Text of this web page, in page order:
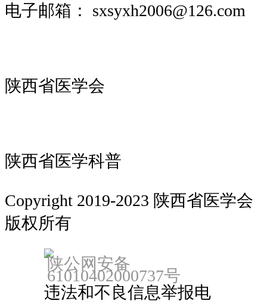
电子邮箱： sxsyxh2006@126.com
陕西省医学会
陕西省医学科普
Copyright 2019-2023 陕西省医学会
版权所有
陕公网安备
61010402000737号
违法和不良信息举报电